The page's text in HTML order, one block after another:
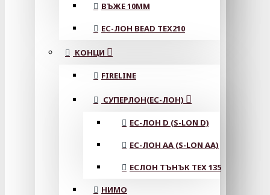
ВЪЖЕ 10MM
ЕС-ЛОН BEAD TEX210
КОНЦИ
FIRELINE
СУПЕРЛОН(ЕС-ЛОН)
ЕС-ЛОН D (S-LON D)
ЕС-ЛОН АА (S-LON AA)
ЕСЛОН ТЪНЪК TEX 135
НИМО